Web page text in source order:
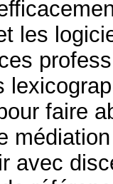
les
faire
avec